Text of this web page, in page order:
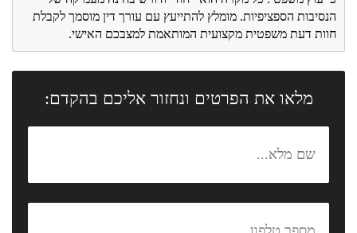
הנסיבות הספציפיות. מומלץ להתייעץ עם עורך דין מוסמך לקבלת
חוות דעת משפטית מקצועית המותאמת למצבכם האישי.
מלאו את הפרטים ונחזור אליכם בהקדם: